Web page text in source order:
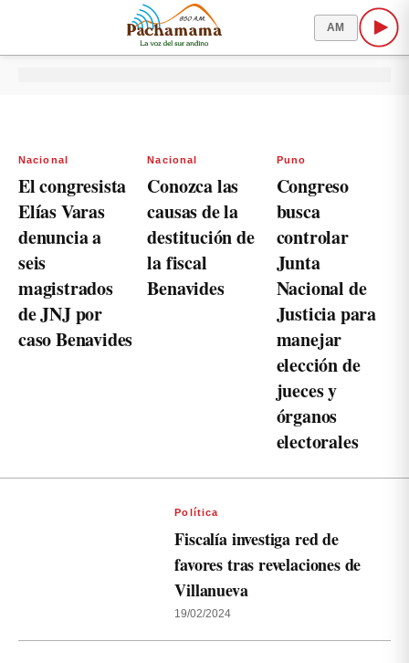
AM
Nacional
El congresista
Elías Varas
denuncia a
seis
magistrados
de JNJ por
caso Benavides
Nacional
Conozca las
causas de la
destitución de
la fiscal
Benavides
Puno
Congreso
busca
controlar
Junta
Nacional de
Justicia para
manejar
elección de
jueces y
órganos
electorales
Política
Fiscalía investiga red de
favores tras revelaciones de
Villanueva
19/02/2024